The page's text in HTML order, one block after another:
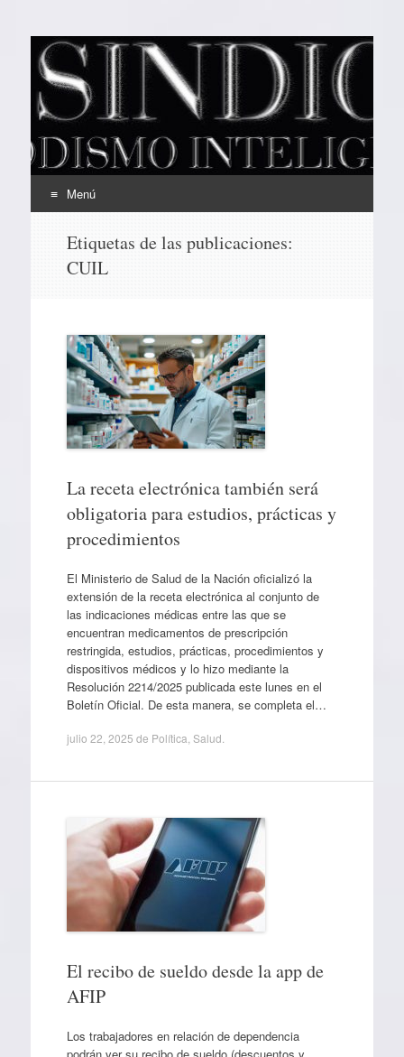
EL SINDICAL
Periodismo Inteligente
Menú
contenido
Etiquetas de las publicaciones:
CUIL
La receta electrónica también será
obligatoria para estudios, prácticas y
procedimientos
El Ministerio de Salud de la Nación oficializó la
extensión de la receta electrónica al conjunto de
las indicaciones médicas entre las que se
encuentran medicamentos de prescripción
restringida, estudios, prácticas, procedimientos y
dispositivos médicos y lo hizo mediante la
Resolución 2214/2025 publicada este lunes en el
Boletín Oficial. De esta manera, se completa el…
julio 22, 2025 de Política Salud
El recibo de sueldo desde la app de
AFIP
Los trabajadores en relación de dependencia
podrán ver su recibo de sueldo (descuentos y